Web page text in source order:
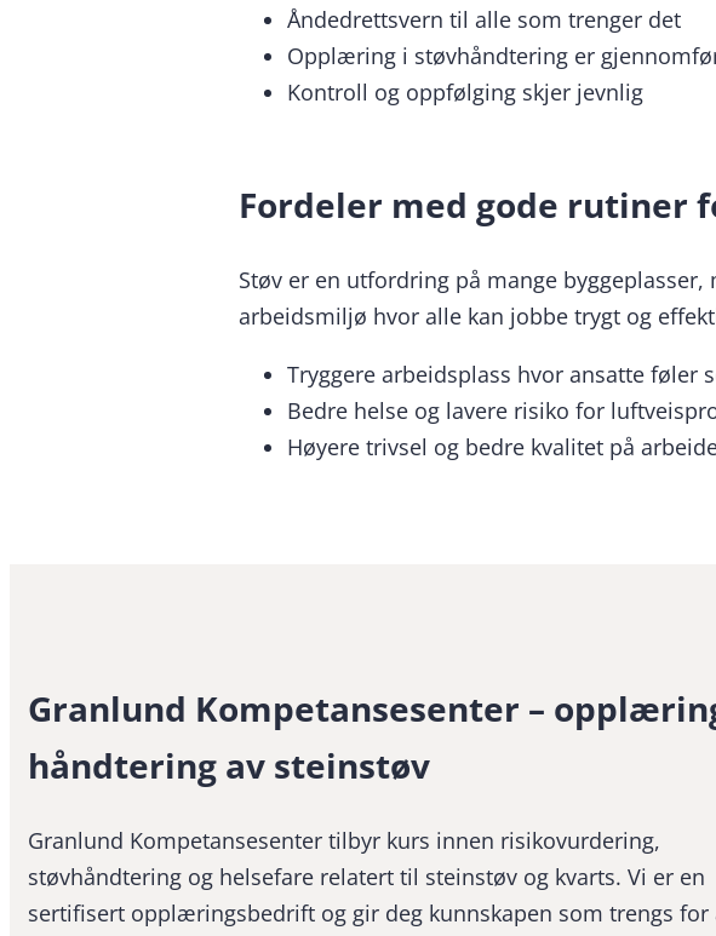
Åndedrettsvern til alle som trenger det
Opplæring i støvhåndtering er
Kontroll og oppfølging skjer jevnlig
Fordeler med gode rutiner
Støv er en utfordring på mange
arbeidsmiljø hvor alle kan jobbe trygt og
Tryggere arbeidsplass hvor ansatte føler
Bedre helse og lavere risiko for
Høyere trivsel og bedre kvalitet på
Granlund Kompetansesenter –
håndtering av steinstøv
Granlund Kompetansesenter tilbyr kurs innen risikovurdering,
støvhåndtering og helsefare relatert til steinstøv og kvarts. Vi er en
sertifisert opplæringsbedrift og gir deg kunnskapen som trengs for